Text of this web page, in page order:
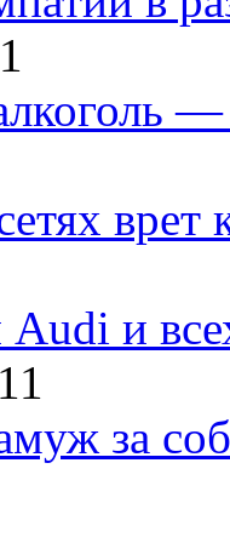
—
врет
и
за